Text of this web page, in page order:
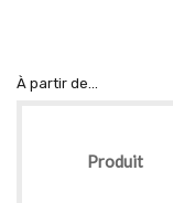
À partir de...
Produit